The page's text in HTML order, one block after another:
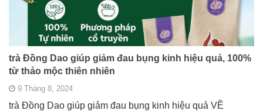
trà Đồng Dao giúp giảm đau bụng kinh hiệu quả, 100%
từ thảo mộc thiên nhiên
9 Tháng 8, 2024
trà Đồng Dao giúp giảm đau bụng kinh hiệu quả VỀ